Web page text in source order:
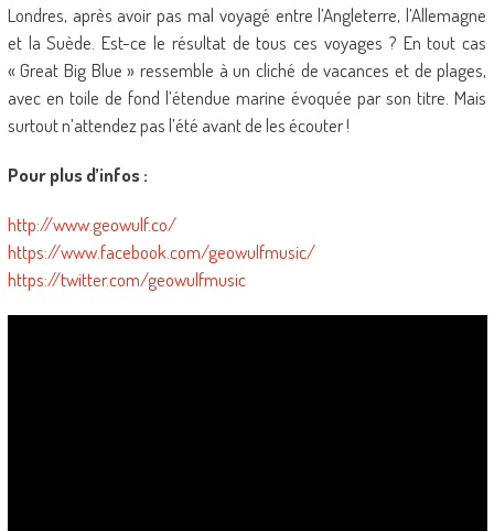
Londres, après avoir pas mal voyagé entre l’Angleterre, l’Allemagne
et la Suède. Est-ce le résultat de tous ces voyages ? En tout cas
« Great Big Blue » ressemble à un cliché de vacances et de plages,
avec en toile de fond l’étendue marine évoquée par son titre. Mais
surtout n’attendez pas l’été avant de les écouter !
Pour plus d’infos :
http://www.geowulf.co/
https://www.facebook.com/geowulfmusic/
https://twitter.com/geowulfmusic